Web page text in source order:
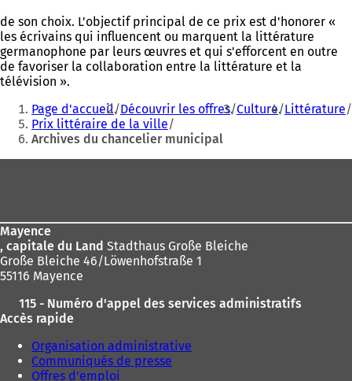
de son choix. L'objectif principal de ce prix est d'honorer «
les écrivains qui influencent ou marquent la littérature
germanophone par leurs œuvres et qui s'efforcent en outre
de favoriser la collaboration entre la littérature et la
télévision ».
Vous
êtes
ici
:
Page d'accueil Découvrir les offres Culture Littérature
Prix littéraire de la ville
Archives du chancelier municipal
Mayence
, capitale du Land Stadthaus Große Bleiche
Große Bleiche 46/Löwenhofstraße 1
55116 Mayence
115 - Numéro d'appel des services administratifs
Accès rapide
Organisation administrative
Communiqués de presse
Offres d'emploi